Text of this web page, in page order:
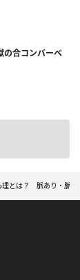
の合コンバーベ
理とは？ 脈あり・脈